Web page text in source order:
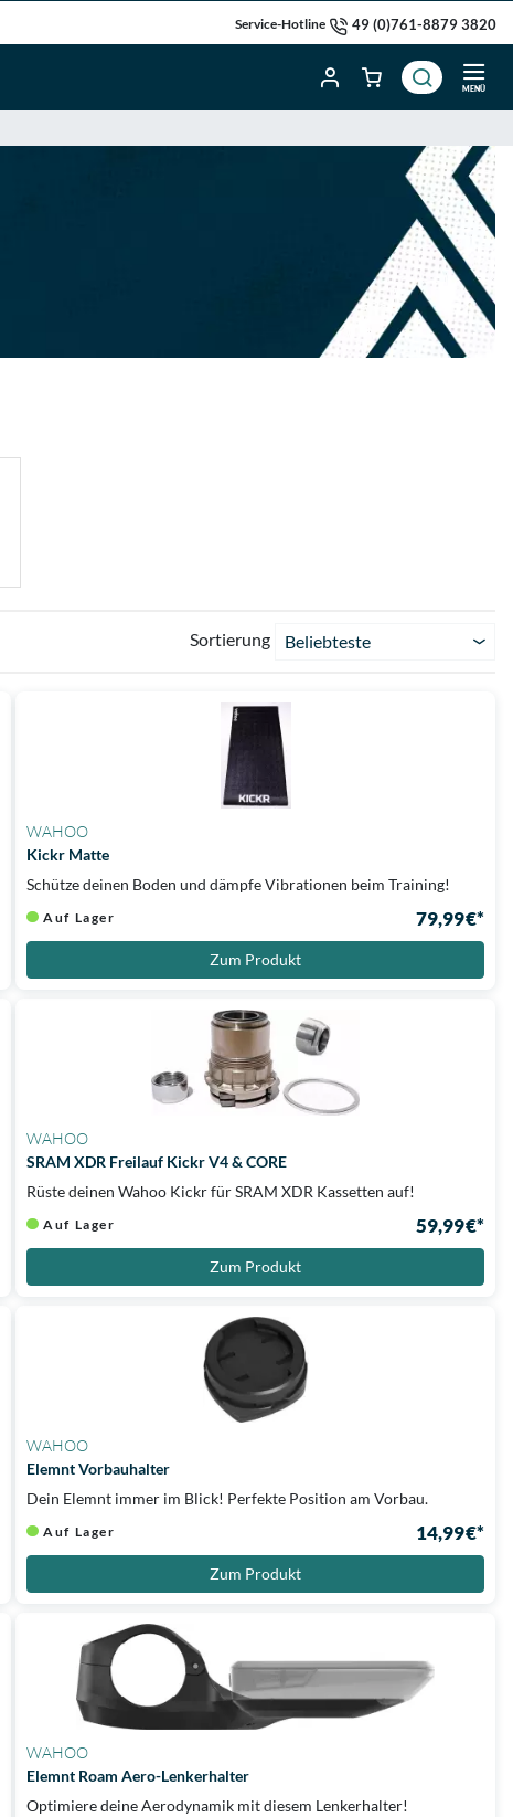
Service-Hotline 49 (0)761-8879 3820
MENÜ
Sortierung Beliebteste
WAHOO
Kickr Matte
Schütze deinen Boden und dämpfe Vibrationen beim Training!
Auf Lager 79,99 €*
Zum Produkt
WAHOO
SRAM XDR Freilauf Kickr V4 & CORE
Rüste deinen Wahoo Kickr für SRAM XDR Kassetten auf!
Auf Lager 59,99 €*
Zum Produkt
WAHOO
Elemnt Vorbauhalter
Dein Elemnt immer im Blick! Perfekte Position am Vorbau.
Auf Lager 14,99 €*
Zum Produkt
WAHOO
Elemnt Roam Aero-Lenkerhalter
Optimiere deine Aerodynamik mit diesem Lenkerhalter!